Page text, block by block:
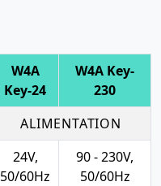
W4A
Key-24
W4A Key-
230
ALIMENTATION
24V,
50/60Hz
90 - 230V,
50/60Hz